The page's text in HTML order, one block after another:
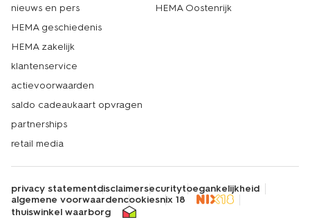
nieuws en pers
HEMA geschiedenis
HEMA zakelijk
klantenservice
actievoorwaarden
saldo cadeaukaart opvragen
partnerships
retail media
HEMA Oostenrijk
privacy statementdisclaimersecuritytoegankelijkheid
algemene voorwaardencookiesnix 18
thuiswinkel waarborg